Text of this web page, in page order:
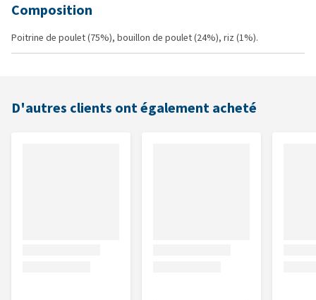
Composition
Poitrine de poulet (75%), bouillon de poulet (24%), riz (1%).
D'autres clients ont également acheté